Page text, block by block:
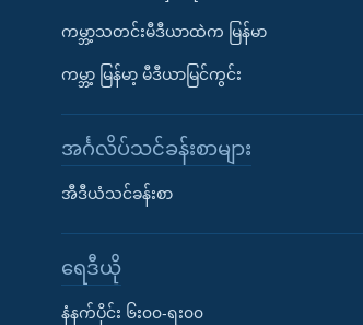
ကမ္ဘာ့သတင်းမီဒီယာထဲက မြန်မာ
ကမ္ဘာ့ မြန်မာ့ မီဒီယာမြင်ကွင်း
အင်္ဂလိပ်သင်ခန်းစာများ
အီဒီယံသင်ခန်းစာ
ရေဒီယို
နံနက်ပိုင်း ၆း၀၀-ရး၀၀